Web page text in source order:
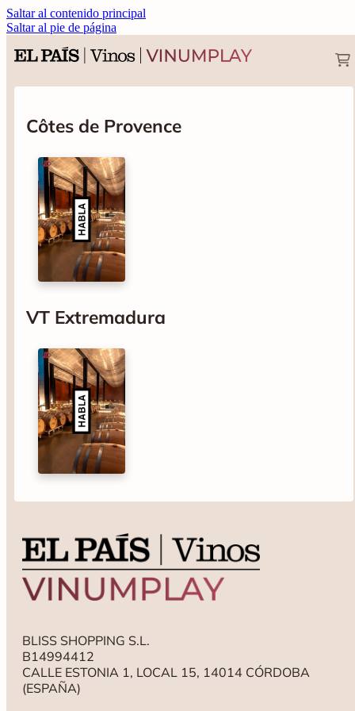
Saltar al contenido principal
Saltar al pie de página
Côtes de Provence
VT Extremadura
BLISS SHOPPING S.L.
B14994412
CALLE ESTONIA 1, LOCAL 15, 14014 CÓRDOBA
(ESPAÑA)